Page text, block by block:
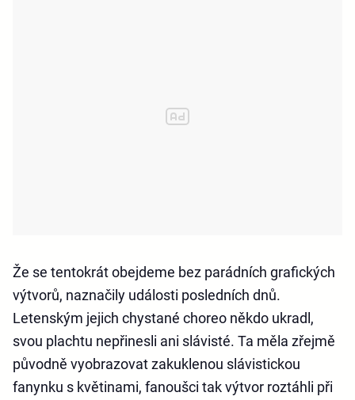
Že se tentokrát obejdeme bez parádních grafických
výtvorů, naznačily události posledních dnů.
Letenským jejich chystané choreo někdo ukradl,
svou plachtu nepřinesli ani slávisté. Ta měla zřejmě
původně vyobrazovat zakuklenou slávistickou
fanynku s květinami, fanoušci tak výtvor roztáhli při